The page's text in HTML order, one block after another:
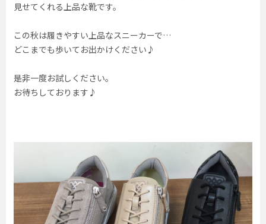
見せてくれる上品な靴です。
この秋は履きやすい上品なスニーカーで…
どこまでも歩いてお出かけください♪
是非一度お試しください。
お待ちしております♪